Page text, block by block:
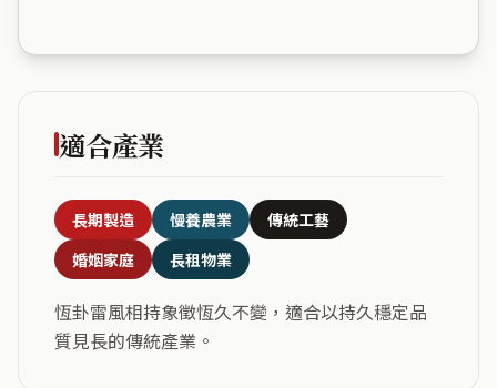
適合產業
長期製造 慢養農業
傳統工藝
婚姻家庭
長租物業
恆卦雷風相持象徵恆久不變，適合以持久穩定品
質見長的傳統產業。